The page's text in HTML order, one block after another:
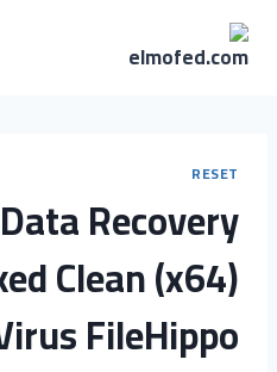
RESET
Recovery
Clean (x64)
FileHippo